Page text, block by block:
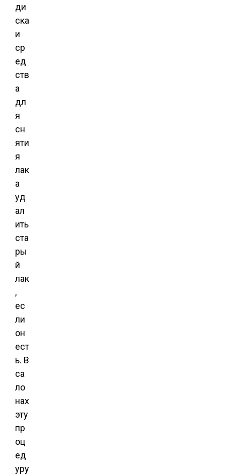
ди
ска
и
ср
ед
ств
а
дл
я
сн
яти
я
лак
а
уд
ал
ить
ста
ры
й
лак
,
ес
ли
он
ест
ь. В
са
ло
нах
эту
пр
оц
ед
уру